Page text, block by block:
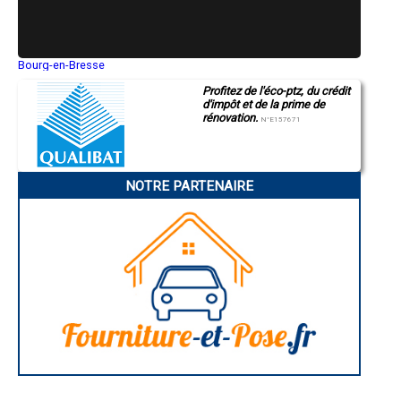
- Entreprise de rénovation immobilière à Steinbourg
- Entreprise de rénovation immobilière à Ebersheim
- Entreprise de rénovation immobilière à Griesheim-près-Molsheim
- Entreprise de rénovation immobilière à Herbitzheim
- Entreprise de rénovation immobilière à Beinheim
- Entreprise de rénovation immobilière à Muttersholtz
- Entreprise de rénovation immobilière à Dambach-la-Ville
- Entreprise de rénovation immobilière à Andlau
- Entreprise de rénovation immobilière à Seebach
- Entreprise de rénovation immobilière à Entzheim
- Entreprise de rénovation immobilière à Wœrth
- Entreprise de rénovation immobilière à Oberhaslach
- Entreprise de rénovation immobilière à Ville
- Entreprise de rénovation immobilière à Mommenheim
- Entreprise de rénovation immobilière à Lembach
- Entreprise de rénovation immobilière à Still
- Entreprise de rénovation immobilière à Mittelhausbergen
- Entreprise de rénovation immobilière à Nordhouse
Bourg-en-Bresse
Montluçon
Manosque
Gap
Charleville-Mézières
Pamiers
Narbonne
Saint-Brieuc
Besançon
Profitez de l'éco-ptz, du crédit
d'impôt et de la prime de
rénovation. N°E157671
NOTRE PARTENAIRE